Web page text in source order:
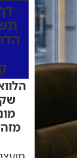
דף
תשעים
הדר
שקל
מונד:
מזהירה